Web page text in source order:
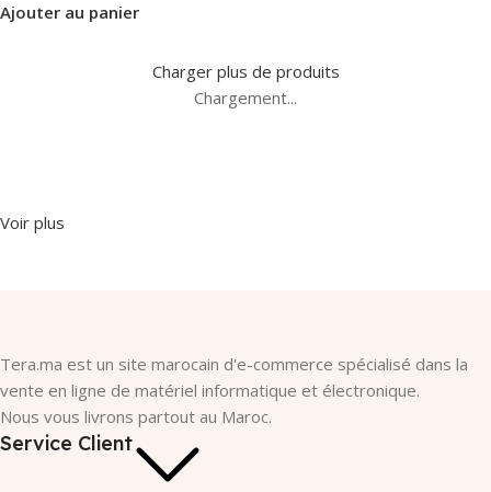
Ajouter au panier
Charger plus de produits
Chargement...
Voir plus
Tera.ma est un site marocain d'e-commerce spécialisé dans la
vente en ligne de matériel informatique et électronique.
Nous vous livrons partout au Maroc.
Service Client